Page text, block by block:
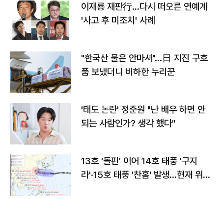
이재룡 재판行…다시 떠오른 연예계
'사고 후 미조치' 사례
"한국산 물은 안마셔"…日 지진 구호
품 보냈더니 비하한 누리꾼
'태도 논란' 정준원 "난 배우 하면 안
되는 사람인가? 생각 했다"
13호 '돌핀' 이어 14호 태풍 '구지
라'·15호 태풍 '찬홈' 발생…현재 위